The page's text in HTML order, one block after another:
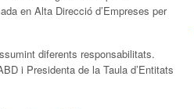
en Alta Direcció d’Empreses per
diferents responsabilitats.
i Presidenta de la Taula d’Entitats